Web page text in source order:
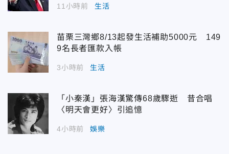
11小時前 生活
苗栗三灣鄉8/13起發生活補助5000元 149
9名長者匯款入帳
3小時前 生活
「小秦漢」張海漢驚傳68歲驟逝 昔合唱
〈明天會更好〉引追憶
4小時前 娛樂